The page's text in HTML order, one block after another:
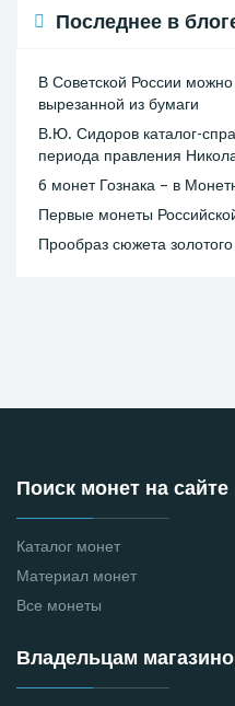
Последнее в
В Советской России
вырезанной из бумаги
В.Ю. Сидоров каталог-
периода правления
6 монет Гознака – в
Первые монеты
Прообраз сюжета золотого
Поиск монет на сайте
Каталог монет
Материал монет
Все монеты
Владельцам